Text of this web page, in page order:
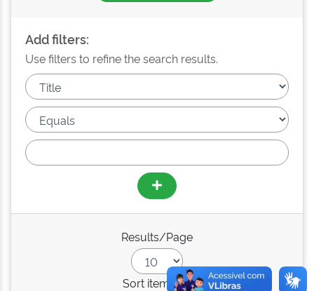
Add filters:
Use filters to refine the search results.
Results/Page
Sort items by